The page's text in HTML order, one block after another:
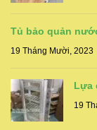
Tủ bảo quản
19 Tháng Mười, 2023
Lựa
19